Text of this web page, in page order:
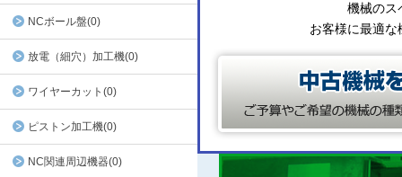
NCボール盤(0)
放電（細穴）加工機(0)
ワイヤーカット(0)
ピストン加工機(0)
NC関連周辺機器(0)
機械のス
お客様に最適